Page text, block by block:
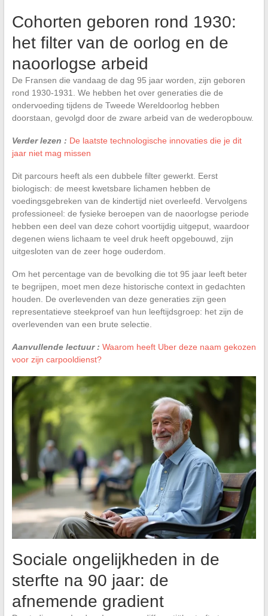
Cohorten geboren rond 1930:
het filter van de oorlog en de
naoorlogse arbeid
De Fransen die vandaag de dag 95 jaar worden, zijn geboren
rond 1930-1931. We hebben het over generaties die de
ondervoeding tijdens de Tweede Wereldoorlog hebben
doorstaan, gevolgd door de zware arbeid van de wederopbouw.
Verder lezen : De laatste technologische innovaties die je dit
jaar niet mag missen
Dit parcours heeft als een dubbele filter gewerkt. Eerst
biologisch: de meest kwetsbare lichamen hebben de
voedingsgebreken van de kindertijd niet overleefd. Vervolgens
professioneel: de fysieke beroepen van de naoorlogse periode
hebben een deel van deze cohort voortijdig uitgeput, waardoor
degenen wiens lichaam te veel druk heeft opgebouwd, zijn
uitgesloten van de zeer hoge ouderdom.
Om het percentage van de bevolking die tot 95 jaar leeft beter
te begrijpen, moet men deze historische context in gedachten
houden. De overlevenden van deze generaties zijn geen
representatieve steekproef van hun leeftijdsgroep: het zijn de
overlevenden van een brute selectie.
Aanvullende lectuur : Waarom heeft Uber deze naam gekozen
voor zijn carpooldienst?
Sociale ongelijkheden in de
sterfte na 90 jaar: de
afnemende gradient